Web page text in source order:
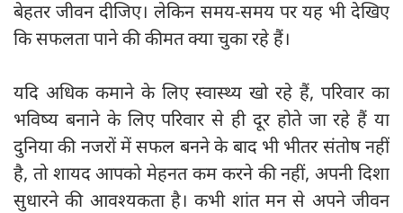
बेहतर जीवन दीजिए। लेकिन समय-समय पर यह भी देखिए
कि सफलता पाने की कीमत क्या चुका रहे हैं।
यदि अधिक कमाने के लिए स्वास्थ्य खो रहे हैं, परिवार का
भविष्य बनाने के लिए परिवार से ही दूर होते जा रहे हैं या
दुनिया की नजरों में सफल बनने के बाद भी भीतर संतोष नहीं
है, तो शायद आपको मेहनत कम करने की नहीं, अपनी दिशा
सुधारने की आवश्यकता है। कभी शांत मन से अपने जीवन